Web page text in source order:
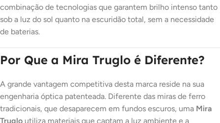
combinação de tecnologias que garantem brilho intenso tanto
sob a luz do sol quanto na escuridão total, sem a necessidade
de baterias.
Por Que a Mira Truglo é Diferente?
A grande vantagem competitiva desta marca reside na sua
engenharia óptica patenteada. Diferente das miras de ferro
tradicionais, que desaparecem em fundos escuros, uma Mira
Truglo utiliza materiais que captam a luz ambiente e a